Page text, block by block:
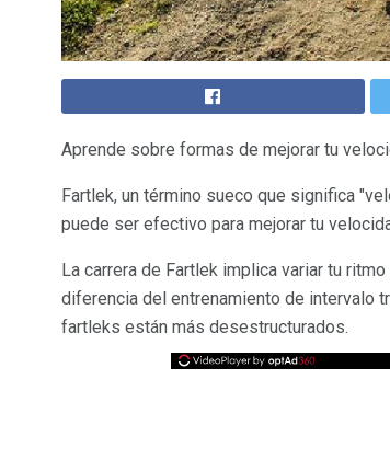
Aprende sobre formas de mejorar tu
Fartlek, un término sueco que significa
puede ser efectivo para mejorar tu
La carrera de Fartlek implica variar tu
diferencia del entrenamiento de intervalo
fartleks están más desestructurados.